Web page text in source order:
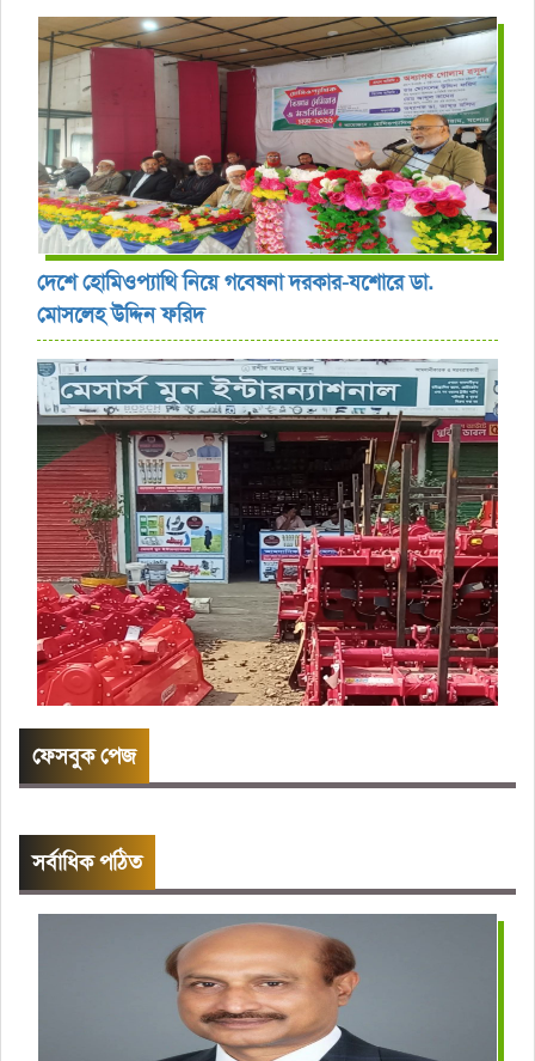
দেশে হোমিওপ্যাথি নিয়ে গবেষনা দরকার-যশোরে ডা.
মোসলেহ উদ্দিন ফরিদ
ফেসবুক পেজ
সর্বাধিক পঠিত